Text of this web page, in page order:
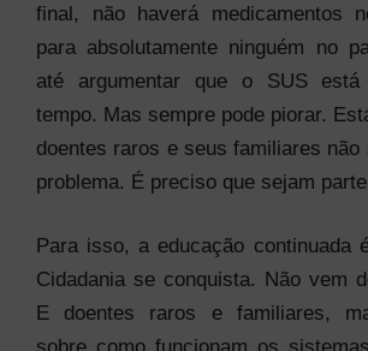
final, não haverá medicamentos
para absolutamente ninguém no
até argumentar que o SUS
tempo. Mas sempre pode piorar.
doentes raros e seus familiares não
problema. É preciso que sejam
Para isso, a educação continuada
Cidadania se conquista. Não vem
E doentes raros e familiares,